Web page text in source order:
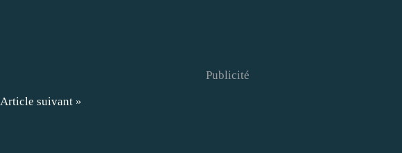
Article suivant »
Publicité